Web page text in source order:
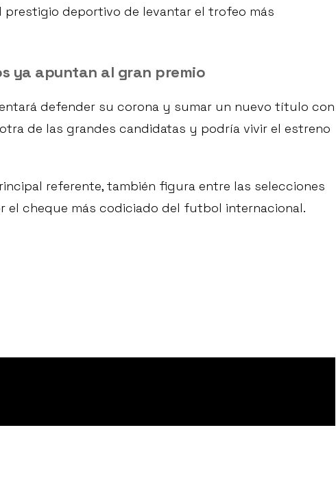
prestigio deportivo de levantar el trofeo más
ya apuntan al gran premio
defender su corona y sumar un nuevo título con
de las grandes candidatas y podría vivir el estreno
referente, también figura entre las selecciones
el cheque más codiciado del futbol internacional.